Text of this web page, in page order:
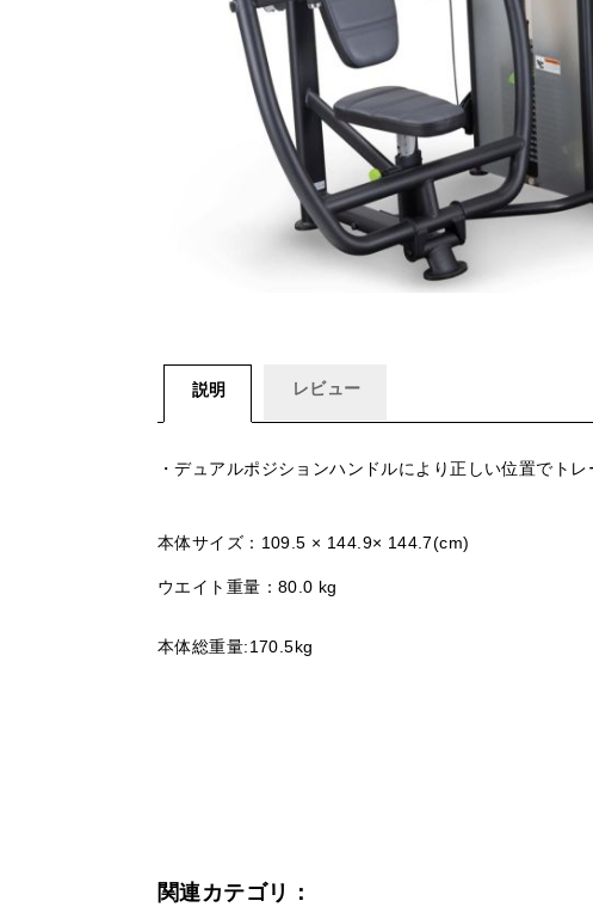
説明 レビュー
・デュアルポジションハンドルにより正しい位置でト
本体サイズ：109.5 × 144.9× 144.7(cm)
ウエイト重量：80.0 kg
本体総重量:170.5kg
関連カテゴリ：